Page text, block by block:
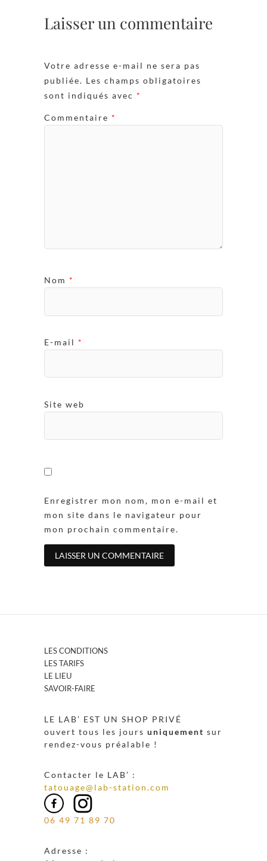
Laisser un commentaire
Votre adresse e-mail ne sera pas
publiée. Les champs obligatoires
sont indiqués avec *
Commentaire *
Nom *
E-mail *
Site web
Enregistrer mon nom, mon e-mail et
mon site dans le navigateur pour
mon prochain commentaire.
LES CONDITIONS
LES TARIFS
LE LIEU
SAVOIR-FAIRE
LE LAB’ EST UN SHOP PRIVÉ
ouvert tous les jours uniquement sur
rendez-vous préalable !
Contacter le LAB’ :
tatouage@lab-station.com
06 49 71 89 70
Adresse :